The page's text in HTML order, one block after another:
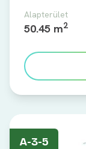
Alapterület
50.45 m2
A-3-5